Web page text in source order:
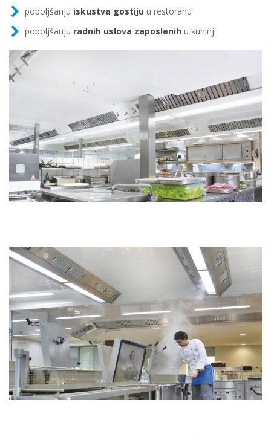
poboljšanju iskustva gostiju u restoranu
poboljšanju radnih uslova zaposlenih u kuhinji.